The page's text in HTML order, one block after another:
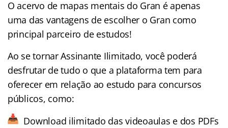
O acervo de mapas mentais do Gran é apenas
uma das vantagens de escolher o Gran como
principal parceiro de estudos!
Ao se tornar Assinante Ilimitado, você poderá
desfrutar de tudo o que a plataforma tem para
oferecer em relação ao estudo para concursos
públicos, como:
Download ilimitado das videoaulas e dos PDFs